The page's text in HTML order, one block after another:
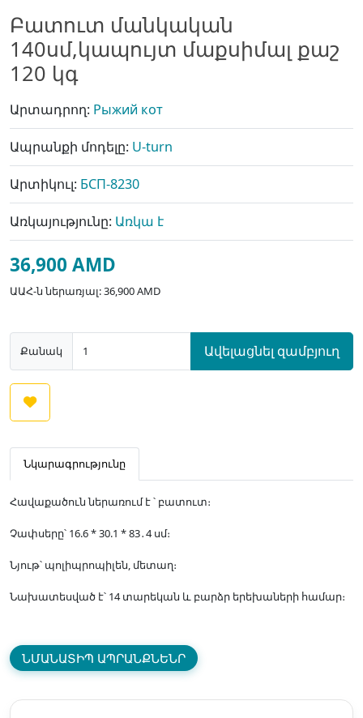
Բատուտ մանկական
140սմ,կապույտ մաքսիմալ քաշ
120 կգ
Արտադրող: Рыжий кот
Ապրանքի մոդելը: U-turn
Արտիկուլ: БСП-8230
Առկայությունը: Առկա է
36,900 AMD
ԱԱՀ-ն ներառյալ: 36,900 AMD
Քանակ Ավելացնել զամբյուղ
Նկարագրությունը
Հավաքածուն ներառում է ՝ բատուտ։
Չափսերը՝ 16.6 * 30.1 * 83․4 սմ։
Նյութ՝ պոլիպրոպիլեն, մետաղ։
Նախատեսված է՝ 14 տարեկան և բարձր երեխաների համար։
ՆՄԱՆԱՏԻՊ ԱՊՐԱՆՔՆԵՆՐ